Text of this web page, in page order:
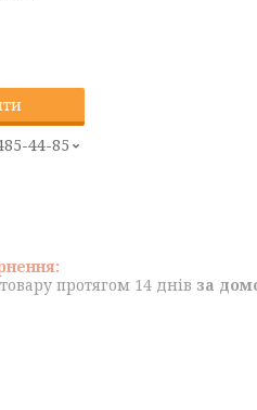
44-85
протягом 14 днів за